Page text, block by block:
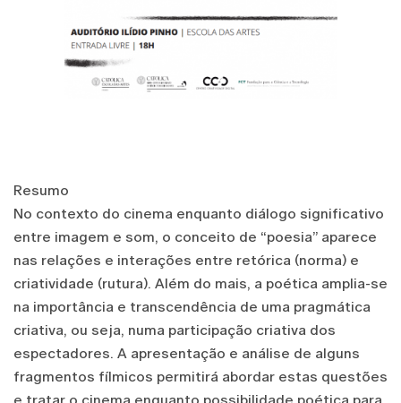
Resumo
No contexto do cinema enquanto diálogo significativo
entre imagem e som, o conceito de “poesia” aparece
nas relações e interações entre retórica (norma) e
criatividade (rutura). Além do mais, a poética amplia-se
na importância e transcendência de uma pragmática
criativa, ou seja, numa participação criativa dos
espectadores. A apresentação e análise de alguns
fragmentos fílmicos permitirá abordar estas questões